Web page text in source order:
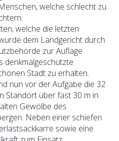
welche schlecht zu
welche die letzten
dem Landgericht durch
zur Auflage
denkmalgeschützte
Stadt zu erhalten.
nun vor der Aufgabe die 32
Standort über fast 30 m in
Gewölbe des
Neben einer schiefen
sowie eine